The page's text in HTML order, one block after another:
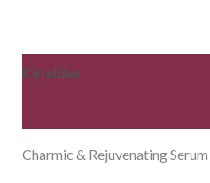
Kirjeldus
Charmic & Rejuvenating